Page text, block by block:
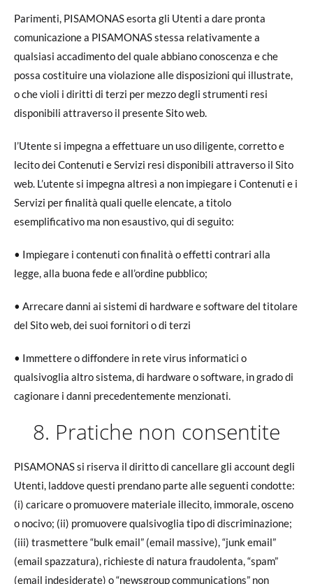
Parimenti, PISAMONAS esorta gli Utenti a dare pronta
comunicazione a PISAMONAS stessa relativamente a
qualsiasi accadimento del quale abbiano conoscenza e che
possa costituire una violazione alle disposizioni qui illustrate,
o che violi i diritti di terzi per mezzo degli strumenti resi
disponibili attraverso il presente Sito web.
l’Utente si impegna a effettuare un uso diligente, corretto e
lecito dei Contenuti e Servizi resi disponibili attraverso il Sito
web. L’utente si impegna altresì a non impiegare i Contenuti e i
Servizi per finalità quali quelle elencate, a titolo
esemplificativo ma non esaustivo, qui di seguito:
• Impiegare i contenuti con finalità o effetti contrari alla
legge, alla buona fede e all’ordine pubblico;
• Arrecare danni ai sistemi di hardware e software del titolare
del Sito web, dei suoi fornitori o di terzi
• Immettere o diffondere in rete virus informatici o
qualsivoglia altro sistema, di hardware o software, in grado di
cagionare i danni precedentemente menzionati.
8. Pratiche non consentite
PISAMONAS si riserva il diritto di cancellare gli account degli
Utenti, laddove questi prendano parte alle seguenti condotte:
(i) caricare o promuovere materiale illecito, immorale, osceno
o nocivo; (ii) promuovere qualsivoglia tipo di discriminazione;
(iii) trasmettere “bulk email” (email massive), “junk email”
(email spazzatura), richieste di natura fraudolenta, “spam”
(email indesiderate) o “newsgroup communications” non